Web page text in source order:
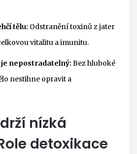
tělu: Odstranění toxinů z jater
vitalitu a imunitu.
nepostradatelný: Bez hluboké
nestihne opravit a
nízká
detoxikace